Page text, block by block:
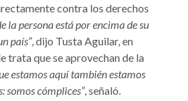
contra los derechos
la persona está por encima de su
país”, dijo Tusta Aguilar, en
trata que se aprovechan de la
estamos aquí también estamos
somos cómplices”, señaló.